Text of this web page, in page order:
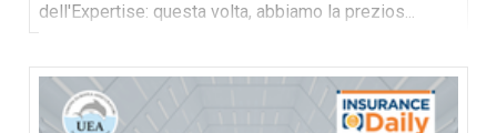
dell'Expertise: questa volta, abbiamo la prezios...